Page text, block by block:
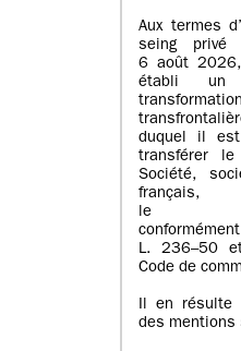
Aux termes
seing
6 août
établi un
transformation
duquel il
transférer
Société,
le
L. 236–50
Code de
Il en résulte
des mentions